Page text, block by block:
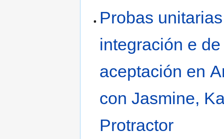
Probas
integración e de
aceptación en
con Jasmine,
Protractor